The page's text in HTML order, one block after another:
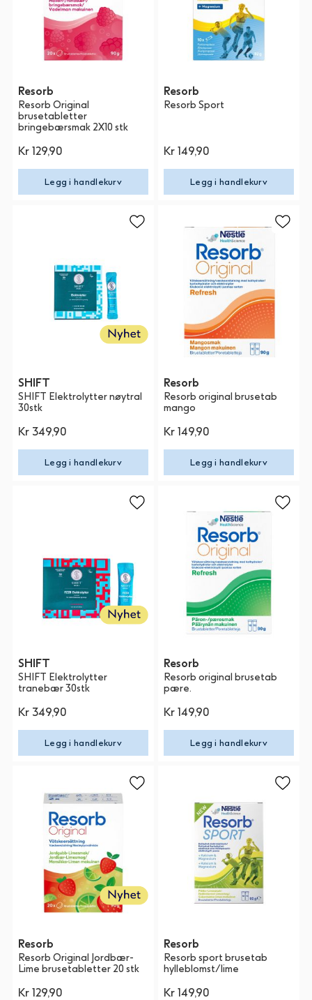
Resorb
Resorb Original
brusetabletter
bringebærsmak 2X10 stk
Kr 129,90
Legg i handlekurv
Resorb
Resorb Sport
Kr 149,90
Legg i handlekurv
SHIFT
SHIFT Elektrolytter nøytral
30stk
Kr 349,90
Legg i handlekurv
Resorb
Resorb original brusetab
mango
Kr 149,90
Legg i handlekurv
SHIFT
SHIFT Elektrolytter
tranebær 30stk
Kr 349,90
Legg i handlekurv
Resorb
Resorb original brusetab
pære.
Kr 149,90
Legg i handlekurv
Resorb
Resorb Original Jordbær-
Lime brusetabletter 20 stk
Kr 129,90
Resorb
Resorb sport brusetab
hylleblomst/lime
Kr 149,90